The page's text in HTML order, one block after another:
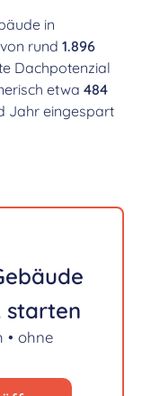
in
rund 1.896
Dachpotenzial
etwa 484
Jahr eingespart
starten
• ohne